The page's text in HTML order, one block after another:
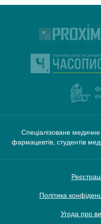
Спеціалізоване медичне
фармацевтів, студентів
Політика
Угода про